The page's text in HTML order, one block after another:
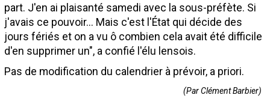
part. J'en ai plaisanté samedi avec la sous-préfète. Si
j'avais ce pouvoir... Mais c'est l'État qui décide des
jours fériés et on a vu ô combien cela avait été difficile
d'en supprimer un", a confié l'élu lensois.
Pas de modification du calendrier à prévoir, a priori.
(Par Clément Barbier)
Taille de la police
Paramètrages / Options
Contact / Signaler un bug
Recrutement Maxifoot